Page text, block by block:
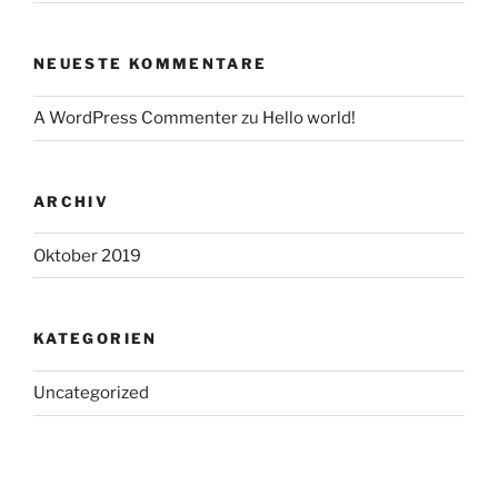
NEUESTE KOMMENTARE
A WordPress Commenterzu Hello world!
ARCHIV
Oktober 2019
KATEGORIEN
Uncategorized